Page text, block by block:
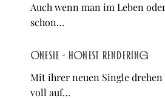
Auch wenn man im Leben
schon…
Onesie - Honest Rendering
Mit ihrer neuen Single drehen
voll auf…